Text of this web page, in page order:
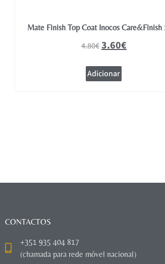
Mate Finish Top Coat Inocos Care&Finish
4.80€3.60€
Adicionar
CONTACTOS
+351 935 404 817
(chamada para rede móvel nacional)